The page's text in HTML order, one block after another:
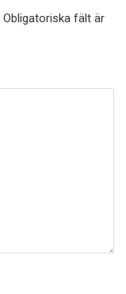
Obligatoriska fält är